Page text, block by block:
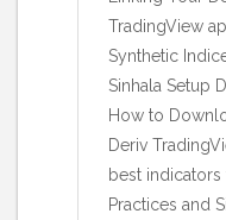
TradingView
Synthetic
Sinhala Setup
How to
Deriv
best indicators
Practices and